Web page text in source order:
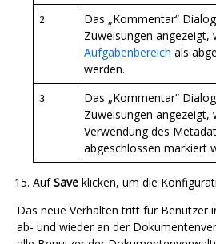
2
Das „Kommentar“
Zuweisungen angezeigt,
Aufgabenbereich als
werden.
3
Das „Kommentar“
Zuweisungen angezeigt,
Verwendung des
abgeschlossen markiert
AufSave klicken, um die
Das neue Verhalten tritt für Benutzer
ab- und wieder an der